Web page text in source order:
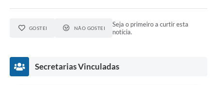
GOSTEI NÃO GOSTEI
Seja o primeiro a curtir esta
notícia.
Secretarias Vinculadas